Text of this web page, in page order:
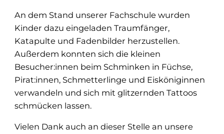
An dem Stand unserer Fachschule wurden
Kinder dazu eingeladen Traumfänger,
Katapulte und Fadenbilder herzustellen.
Außerdem konnten sich die kleinen
Besucher:innen beim Schminken in Füchse,
Pirat:innen, Schmetterlinge und Eisköniginnen
verwandeln und sich mit glitzernden Tattoos
schmücken lassen.
Vielen Dank auch an dieser Stelle an unsere